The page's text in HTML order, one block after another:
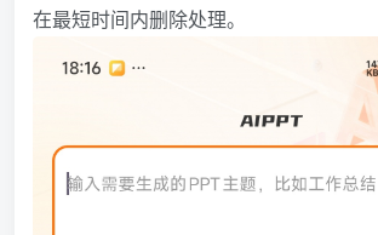
在最短时间内删除处理。